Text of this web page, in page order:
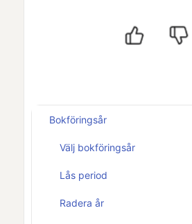
Bokföringsår
Välj bokföringsår
Lås period
Radera år